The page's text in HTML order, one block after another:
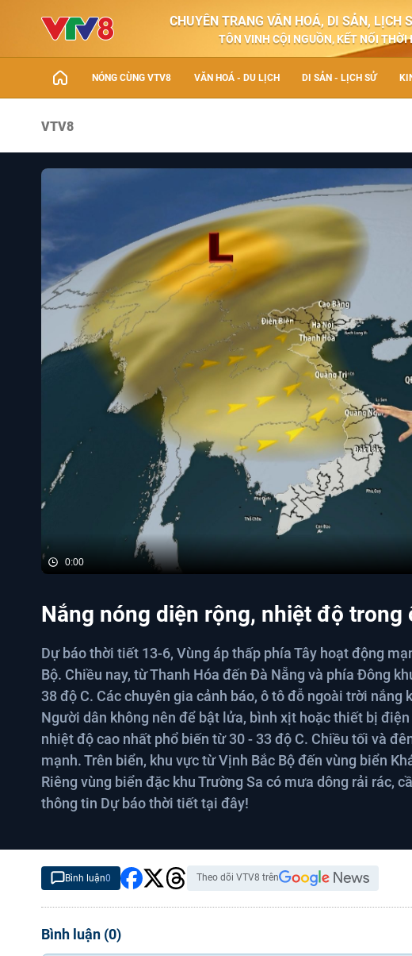
CHUYÊN TRANG VĂN HOÁ, DI SẢN, LỊCH
TÔN VINH CỘI NGUỒN, KẾT NỐI THỜI
NÓNG CÙNG VTV8 VĂN HOÁ - DU LỊCH DI SẢN - LỊCH SỬ
VTV8
0:00
Nắng nóng diện rộng, nhiệt độ
Dự báo thời tiết 13-6, Vùng áp thấp phía Tây hoạt động
Bộ. Chiều nay, từ Thanh Hóa đến Đà Nẵng và phía Đông
38 độ C. Các chuyên gia cảnh báo, ô tô đỗ ngoài trời
Người dân không nên để bật lửa, bình xịt hoặc thiết bị
nhiệt độ cao nhất phổ biến từ 30 - 33 độ C. Chiều tối và
mạnh. Trên biển, khu vực từ Vịnh Bắc Bộ đến vùng biển
Riêng vùng biển đặc khu Trường Sa có mưa dông rải rác,
thông tin Dự báo thời tiết tại đây!
Bình luận0 Theo dõi VTV8 trên
Bình luận (0)